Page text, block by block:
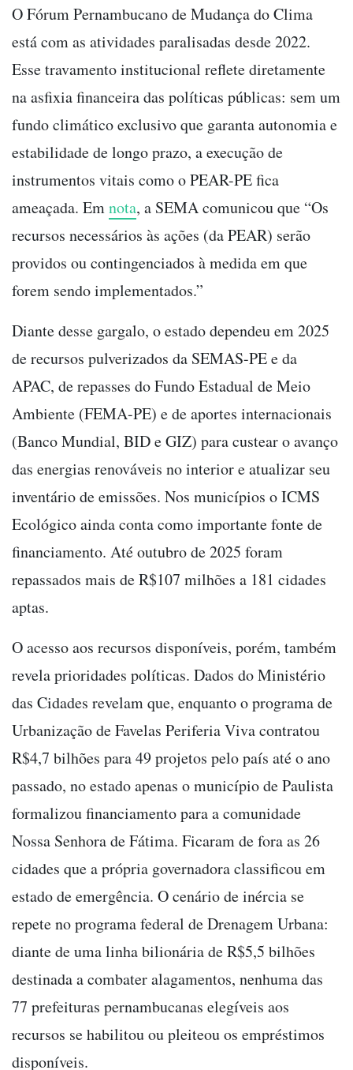
O Fórum Pernambucano de Mudança do Clima
está com as atividades paralisadas desde 2022.
Esse travamento institucional reflete diretamente
na asfixia financeira das políticas públicas: sem um
fundo climático exclusivo que garanta autonomia e
estabilidade de longo prazo, a execução de
instrumentos vitais como o PEAR-PE fica
ameaçada. Emnota, a SEMA comunicou que “Os
recursos necessários às ações (da PEAR) serão
providos ou contingenciados à medida em que
forem sendo implementados.”
Diante desse gargalo, o estado dependeu em 2025
de recursos pulverizados da SEMAS-PE e da
APAC, de repasses do Fundo Estadual de Meio
Ambiente (FEMA-PE) e de aportes internacionais
(Banco Mundial, BID e GIZ) para custear o avanço
das energias renováveis no interior e atualizar seu
inventário de emissões. Nos municípios o ICMS
Ecológico ainda conta como importante fonte de
financiamento. Até outubro de 2025 foram
repassados mais de R$107 milhões a 181 cidades
aptas.
O acesso aos recursos disponíveis, porém, também
revela prioridades políticas. Dados do Ministério
das Cidades revelam que, enquanto o programa de
Urbanização de Favelas Periferia Viva contratou
R$4,7 bilhões para 49 projetos pelo país até o ano
passado, no estado apenas o município de Paulista
formalizou financiamento para a comunidade
Nossa Senhora de Fátima. Ficaram de fora as 26
cidades que a própria governadora classificou em
estado de emergência. O cenário de inércia se
repete no programa federal de Drenagem Urbana:
diante de uma linha bilionária de R$5,5 bilhões
destinada a combater alagamentos, nenhuma das
77 prefeituras pernambucanas elegíveis aos
recursos se habilitou ou pleiteou os empréstimos
disponíveis.